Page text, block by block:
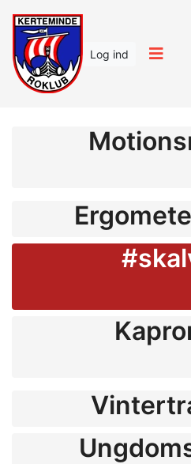
Log ind